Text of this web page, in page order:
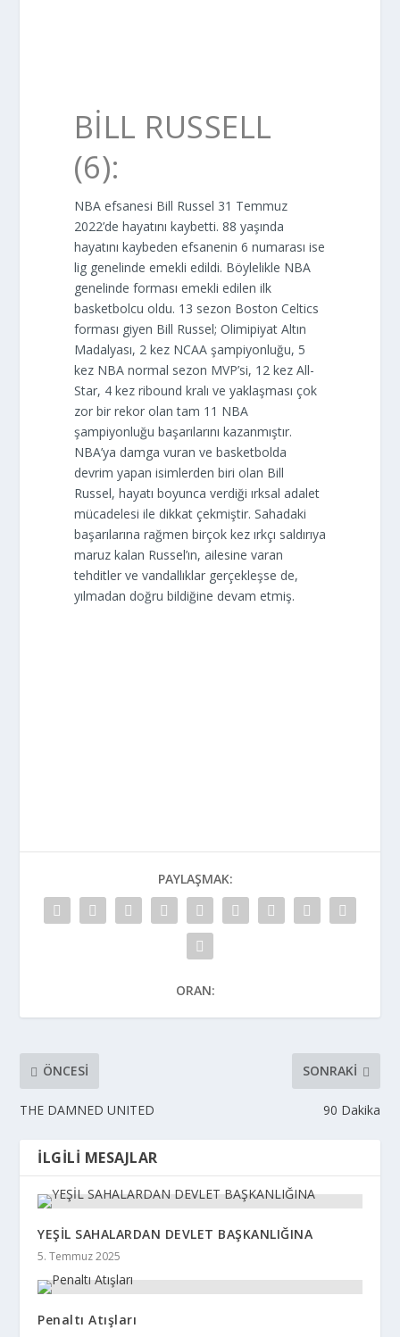
BILL RUSSELL
(6):
NBA efsanesi Bill Russel 31 Temmuz
2022’de hayatını kaybetti. 88 yaşında
hayatını kaybeden efsanenin 6 numarası ise
lig genelinde emekli edildi. Böylelikle NBA
genelinde forması emekli edilen ilk
basketbolcu oldu. 13 sezon Boston Celtics
forması giyen Bill Russel; Olimipiyat Altın
Madalyası, 2 kez NCAA şampiyonluğu, 5
kez NBA normal sezon MVP’si, 12 kez All-
Star, 4 kez ribound kralı ve yaklaşması çok
zor bir rekor olan tam 11 NBA
şampiyonluğu başarılarını kazanmıştır.
NBA’ya damga vuran ve basketbolda
devrim yapan isimlerden biri olan Bill
Russel, hayatı boyunca verdiği ırksal adalet
mücadelesi ile dikkat çekmiştir. Sahadaki
başarılarına rağmen birçok kez ırkçı saldırıya
maruz kalan Russel’ın, ailesine varan
tehditler ve vandallıklar gerçekleşse de,
yılmadan doğru bildiğine devam etmiş.
PAYLAŞMAK:
ORAN:
ÖNCESI
THE DAMNED UNITED
SONRAKI
90 Dakika
İLGILI MESAJLAR
YEŞİL SAHALARDAN DEVLET BAŞKANLIĞINA
5. Temmuz 2025
Penaltı Atışları